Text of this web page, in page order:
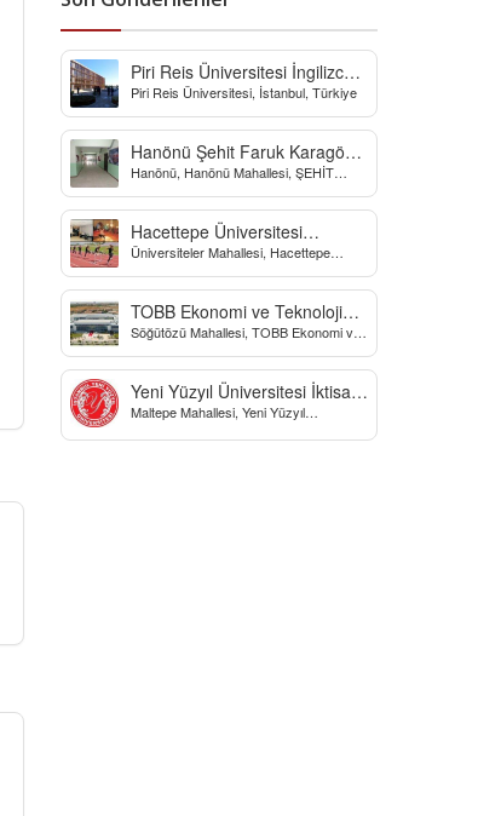
Piri Reis Üniversitesi İngilizce
Hazırlık Bölümü
Piri Reis Üniversitesi, İstanbul, Türkiye
Hanönü Şehit Faruk Karagöz
Yatılı Bölge Ortaokulu
Hanönü, Hanönü Mahallesi, ŞEHİT
Sokak, Kastamonu, Türkiye
Hacettepe Üniversitesi
Biyomekanik Laboratuvarı
Üniversiteler Mahallesi, Hacettepe
Yo, Çankaya/Ankara, Türkiye
TOBB Ekonomi ve Teknoloji
Üniversitesi
Söğütözü Mahallesi, TOBB Ekonomi ve
Caddesi, Ankara, Türkiye
Yeni Yüzyıl Üniversitesi İktisadi
ve İdari Bilimler Fakültesi
Maltepe Mahallesi, Yeni Yüzyıl